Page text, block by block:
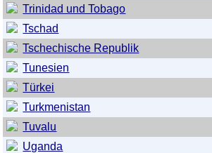
Trinidad und Tobago
Tschad
Tschechische Republik
Tunesien
Türkei
Turkmenistan
Tuvalu
Uganda